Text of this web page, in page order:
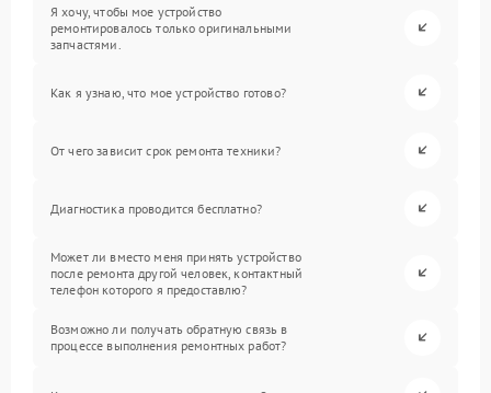
Я хочу, чтобы мое устройство
ремонтировалось только оригинальными
запчастями.
Как я узнаю, что мое устройство готово?
От чего зависит срок ремонта техники?
Диагностика проводится бесплатно?
Может ли вместо меня принять устройство
после ремонта другой человек, контактный
телефон которого я предоставлю?
Возможно ли получать обратную связь в
процессе выполнения ремонтных работ?